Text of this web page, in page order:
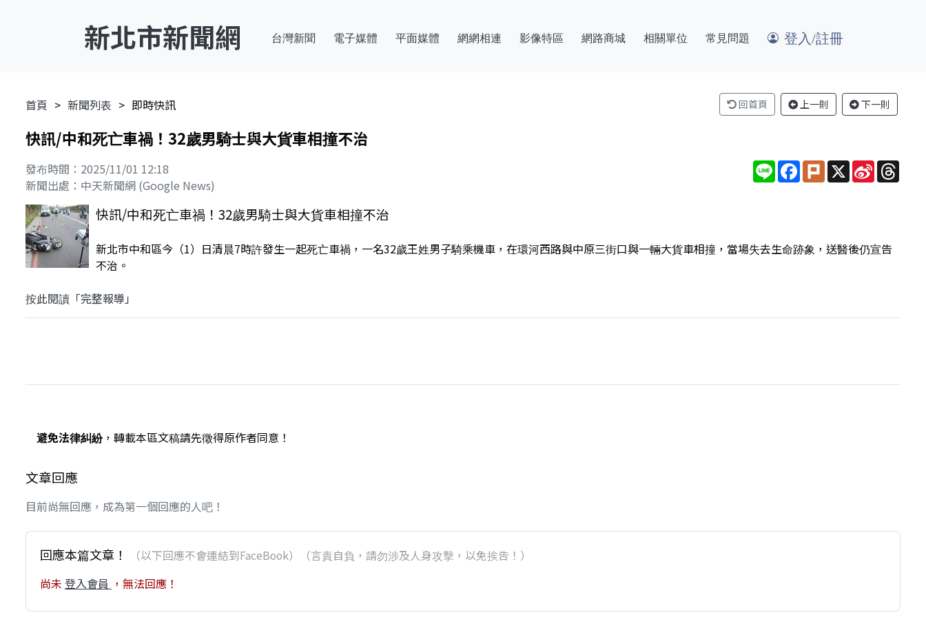
新北市新聞網 台灣新聞 電子媒體 平面媒體 網網相連 影像特區 網路商城 相關單位 常見問題 登入/註冊
首頁 新聞列表 即時快訊 回首頁 上一則 下一則
快訊/中和死亡車禍！32歲男騎士與大貨車相撞不治
發布時間：2025/11/01 12:18
新聞出處：中天新聞網 (Google News)
Line Facebook
PlurkX Sina
Weibo
快訊/中和死亡車禍！32歲男騎士與大貨車相撞不治
新北市中和區今（1）日清晨7時許發生一起死亡車禍，一名32歲王姓男子騎乘機車，在環河西路與中原三街口與一輛大貨車相撞，當場失去生命跡象，送醫後仍宣告
不治。
按此閱讀「完整報導」
避免法律糾紛，轉載本區文稿請先徵得原作者同意！
文章回應
目前尚無回應，成為第一個回應的人吧！
回應本篇文章！ （以下回應不會連結到FaceBook）（言責自負，請勿涉及人身攻擊，以免挨告！）
尚未 登入會員 ，無法回應！